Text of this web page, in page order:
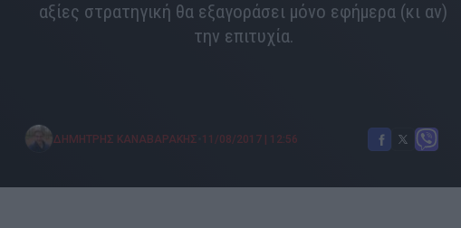
αξίες στρατηγική θα εξαγοράσει μόνο εφήμερα (κι αν)
την επιτυχία.
ΔΗΜΗΤΡΗΣ ΚΑΝΑΒΑΡΑΚΗΣ 11/08/2017 | 12:56